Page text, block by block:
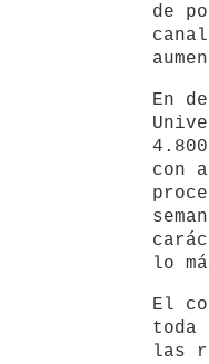
de
En
con
lo
El
toda
las